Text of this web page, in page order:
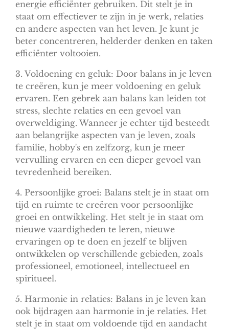
energie efficiënter gebruiken. Dit stelt je in
staat om effectiever te zijn in je werk, relaties
en andere aspecten van het leven. Je kunt je
beter concentreren, helderder denken en taken
efficiënter voltooien.
3. Voldoening en geluk: Door balans in je leven
te creëren, kun je meer voldoening en geluk
ervaren. Een gebrek aan balans kan leiden tot
stress, slechte relaties en een gevoel van
overweldiging. Wanneer je echter tijd besteedt
aan belangrijke aspecten van je leven, zoals
familie, hobby's en zelfzorg, kun je meer
vervulling ervaren en een dieper gevoel van
tevredenheid bereiken.
4. Persoonlijke groei: Balans stelt je in staat om
tijd en ruimte te creëren voor persoonlijke
groei en ontwikkeling. Het stelt je in staat om
nieuwe vaardigheden te leren, nieuwe
ervaringen op te doen en jezelf te blijven
ontwikkelen op verschillende gebieden, zoals
professioneel, emotioneel, intellectueel en
spiritueel.
5. Harmonie in relaties: Balans in je leven kan
ook bijdragen aan harmonie in je relaties. Het
stelt je in staat om voldoende tijd en aandacht